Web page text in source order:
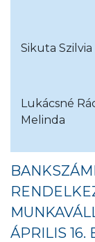
Sikuta Szilvia
Lukácsné
Melinda
ÁPRILIS 16.